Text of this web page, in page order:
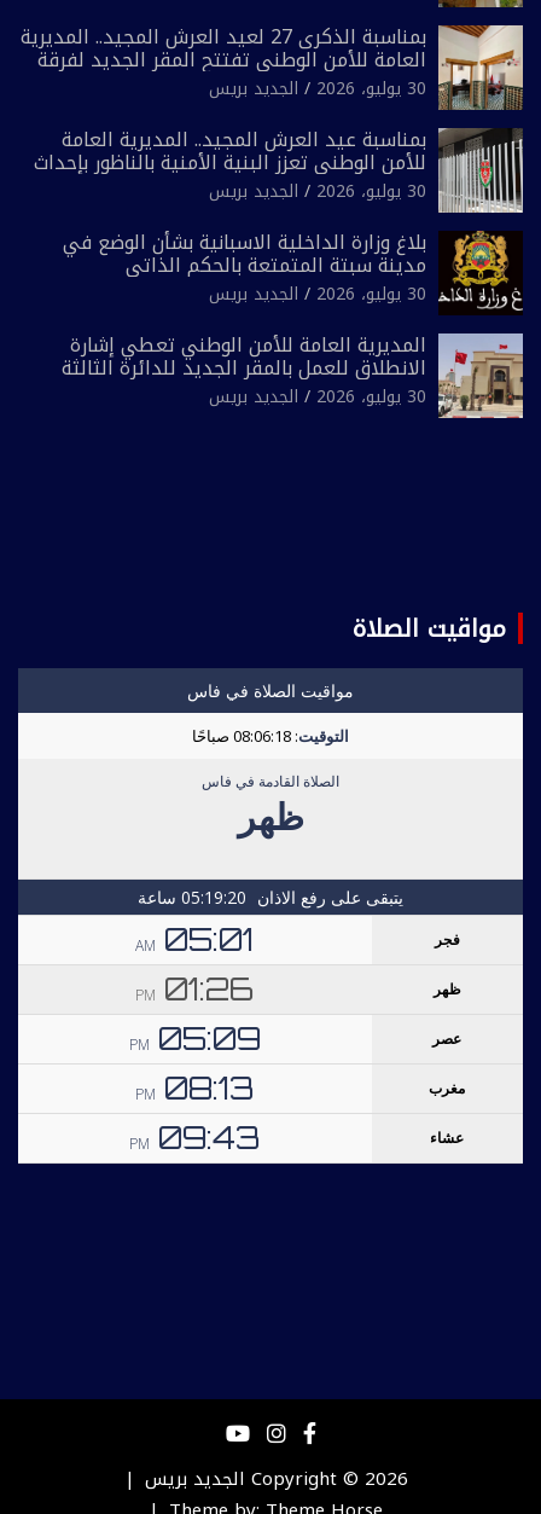
بمناسبة الذكرى 27 لعيد العرش المجيد.. المديرية
العامة للأمن الوطني تفتتح المقر الجديد لفرقة
الشرطة السياحية بفاس
30 يوليو، 2026 الجديد بريس
بمناسبة عيد العرش المجيد.. المديرية العامة
للأمن الوطني تعزز البنية الأمنية بالناظور بإحداث
فرقتين جديدتين
30 يوليو، 2026 الجديد بريس
بلاغ وزارة الداخلية الاسبانية بشأن الوضع في
مدينة سبتة المتمتعة بالحكم الذاتي
30 يوليو، 2026 الجديد بريس
المديرية العامة للأمن الوطني تعطي إشارة
الانطلاق للعمل بالمقر الجديد للدائرة الثالثة
للشرطة بولاية أمن العيون
30 يوليو، 2026 الجديد بريس
مواقيت الصلاة
Copyright © 2026 الجديد بريس